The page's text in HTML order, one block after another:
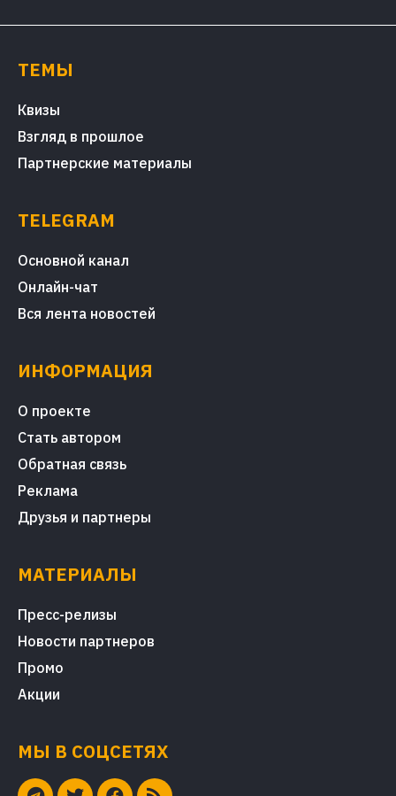
ТЕМЫ
Квизы
Взгляд в прошлое
Партнерские материалы
TELEGRAM
Основной канал
Онлайн-чат
Вся лента новостей
ИНФОРМАЦИЯ
О проекте
Стать автором
Обратная связь
Реклама
Друзья и партнеры
МАТЕРИАЛЫ
Пресс-релизы
Новости партнеров
Промо
Акции
МЫ В СОЦСЕТЯХ